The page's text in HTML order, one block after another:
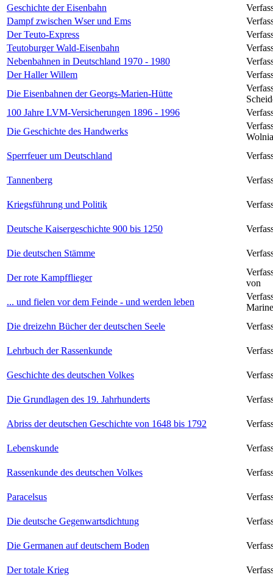
Geschichte der Eisenbahn
Dampf zwischen Wser und Ems
Der Teuto-Express
Teutoburger Wald-Eisenbahn
Nebenbahnen in Deutschland 1970 - 1980
Der Haller Willem
Die Eisenbahnen der Georgs-Marien-Hütte
100 Jahre LVM-Versicherungen 1896 - 1996
Die Geschichte des Handwerks
Sperrfeuer um Deutschland
Tannenberg
Kriegsführung und Politik
Deutsche Kaisergeschichte 900 bis 1250
Die deutschen Stämme
Der rote Kampfflieger
von
... und fielen vor dem Feinde - und werden leben
Die dreizehn Bücher der deutschen Seele
Lehrbuch der Rassenkunde
Geschichte des deutschen Volkes
Die Grundlagen des 19. Jahrhunderts
Abriss der deutschen Geschichte von 1648 bis 1792
Lebenskunde
Rassenkunde des deutschen Volkes
Paracelsus
Die deutsche Gegenwartsdichtung
Die Germanen auf deutschem Boden
Der totale Krieg